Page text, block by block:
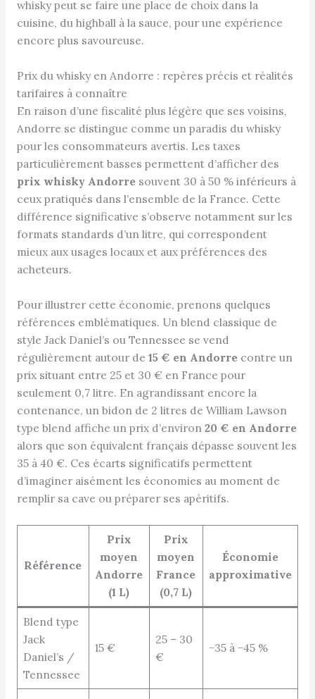
whisky peut se faire une place de choix dans la
cuisine, du highball à la sauce, pour une expérience
encore plus savoureuse.
Prix du whisky en Andorre : repères précis et réalités
tarifaires à connaître
En raison d’une fiscalité plus légère que ses voisins,
Andorre se distingue comme un paradis du whisky
pour les consommateurs avertis. Les taxes
particulièrement basses permettent d’afficher des
prix whisky Andorresouvent 30 à 50 % inférieurs à
ceux pratiqués dans l’ensemble de la France. Cette
différence significative s’observe notamment sur les
formats standards d’un litre, qui correspondent
mieux aux usages locaux et aux préférences des
acheteurs.
Pour illustrer cette économie, prenons quelques
références emblématiques. Un blend classique de
style Jack Daniel’s ou Tennessee se vend
régulièrement autour de 15 € en Andorrecontre un
prix situant entre 25 et 30 € en France pour
seulement 0,7 litre. En agrandissant encore la
contenance, un bidon de 2 litres de William Lawson
type blend affiche un prix d’environ 20 € en Andorre
alors que son équivalent français dépasse souvent les
35 à 40 €. Ces écarts significatifs permettent
d’imaginer aisément les économies au moment de
remplir sa cave ou préparer ses apéritifs.
Référence
Prix
moyen
Andorre
(1 L)
Prix
moyen
France
(0,7 L)
Économie
approximative
Blend type
Jack
Daniel’s /
Tennessee
15 €
25 – 30
€
−35 à −45 %